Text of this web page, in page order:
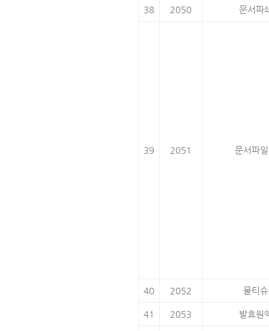
38 2050 문서파
39 2051 문서파
40 2052 물티슈
41 2053 발효원